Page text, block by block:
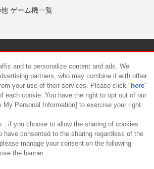
ゲーム機一覧
について カスタマーハラスメント対応方針
and to personalize content and ads. We
partners, who may combine it with other
your use of their services. Please click " here"
each cookie. You have the right to opt out of our
Personal Information] to exercise your right.
, if you choose to allow the sharing of cookies
have consented to the sharing regardless of the
manage your consent on the following
the banner.